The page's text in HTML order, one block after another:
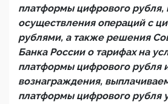
платформы цифрового рубля,
осуществления операций с
рублями, а также решения
Банка России о тарифах на
платформы цифрового рубля
вознаграждения,
платформы цифрового рубля